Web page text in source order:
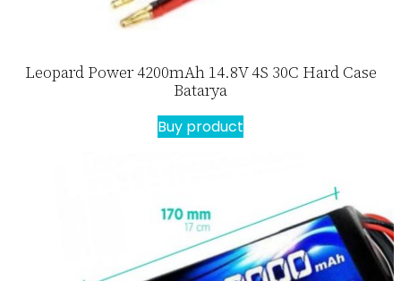
Leopard Power 4200mAh 14.8V 4S 30C Hard Case
Batarya
Buy product